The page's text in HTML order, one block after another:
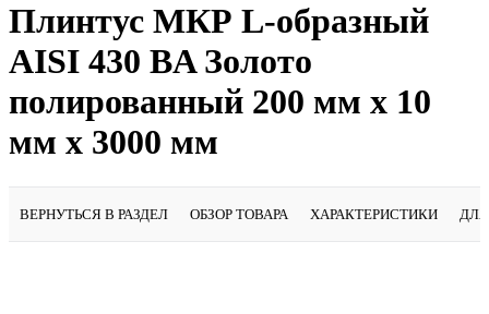
Плинтус МКР L-образный
AISI 430 BA Золото
полированный 200 мм x 10
мм х 3000 мм
ВЕРНУТЬСЯ В РАЗДЕЛ ОБЗОР ТОВАРА ХАРАКТЕРИСТИКИ